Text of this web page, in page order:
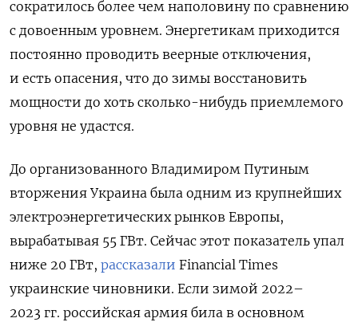
сократилось более чем наполовину по сравнению
с довоенным уровнем. Энергетикам приходится
постоянно проводить веерные отключения,
и есть опасения, что до зимы восстановить
мощности до хоть сколько-нибудь приемлемого
уровня не удастся.
До организованного Владимиром Путиным
вторжения Украина была одним из крупнейших
электроэнергетических рынков Европы,
вырабатывая 55 ГВт. Сейчас этот показатель упал
ниже 20 ГВт, рассказали Financial Times
украинские чиновники. Если зимой 2022–
2023 гг. российская армия била в основном